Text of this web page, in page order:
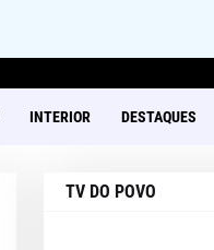
INTERIOR DESTAQUES
TV DO POVO